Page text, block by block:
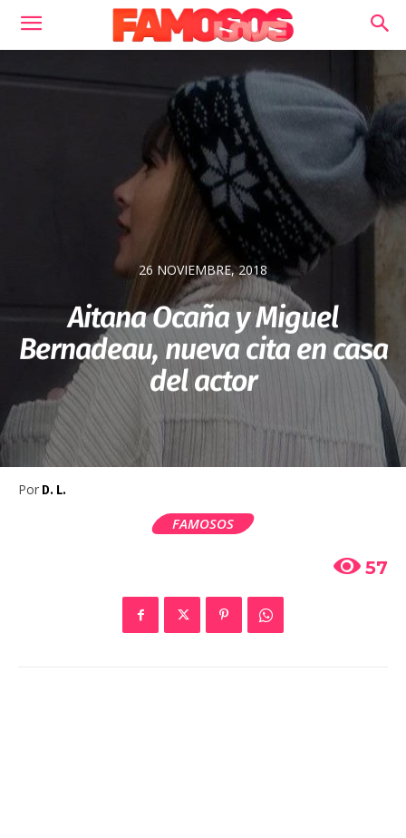
26 NOVIEMBRE, 2018
Aitana Ocaña y Miguel
Bernadeau, nueva cita en casa
del actor
Por D. L.
FAMOSOS
57